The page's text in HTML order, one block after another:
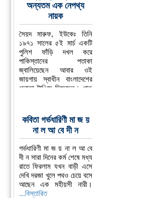
অন্যতম এক নেপথ্য
নায়ক
সৈয়দ মারুফ, ইউকেঃ তিনি
১৯৭১ সালের ৫ই মার্চ একটি
পুলিশ ফাঁড়ি দখল করে
পাকিস্তানের পতাকা
জ্বালিয়েছেন আবার ওই
জায়গায় স্বাধীন বাংলাদেশের
পতাকা টাঙিয়ে দিয়েছেন। পাক
কবিতা গর্ভধারিণী মা জ য়
না ল আ বে দী ন
গর্ভধারিণী মা জ য় না ল আ বে
দী ন সারা দিনের কর্ম শেষে মধ্য
রাতে ফিরলাম যখন বাড়ী এসে
দেখি দরজা খুলে পথও চেয়ে বসে
আছেন এক মহীয়সী নারী।
...বিস্তারিত